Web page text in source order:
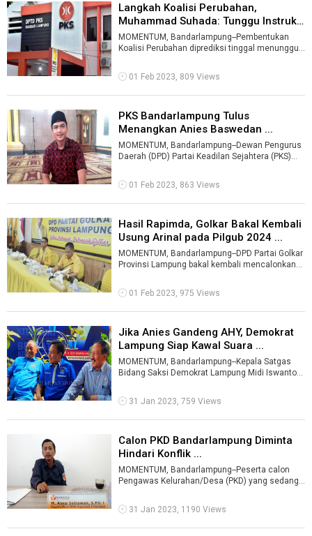
Langkah Koalisi Perubahan,
Muhammad Suhada: Tunggu Instruksi
Pusa ...
MOMENTUM, Bandarlampung--Pembentukan
Koalisi Perubahan diprediksi tinggal menunggu
01 Feb 2023, 809 Views
PKS Bandarlampung Tulus
Menangkan Anies Baswedan ...
MOMENTUM, Bandarlampung--Dewan Pengurus
Daerah (DPD) Partai Keadilan Sejahtera (PKS)
01 Feb 2023, 863 Views
Hasil Rapimda, Golkar Bakal Kembali
Usung Arinal pada Pilgub 2024 ...
MOMENTUM, Bandarlampung--DPD Partai Golkar
Provinsi Lampung bakal kembali mencalonkan
01 Feb 2023, 975 Views
Jika Anies Gandeng AHY, Demokrat
Lampung Siap Kawal Suara ...
MOMENTUM, Bandarlampung--Kepala Satgas
Bidang Saksi Demokrat Lampung Midi Iswanto
mengamankan s ...
31 Jan 2023, 759 Views
Calon PKD Bandarlampung Diminta
Hindari Konflik ...
MOMENTUM, Bandarlampung--Peserta calon
Pengawas Kelurahan/Desa (PKD) yang sedang
31 Jan 2023, 1190 Views